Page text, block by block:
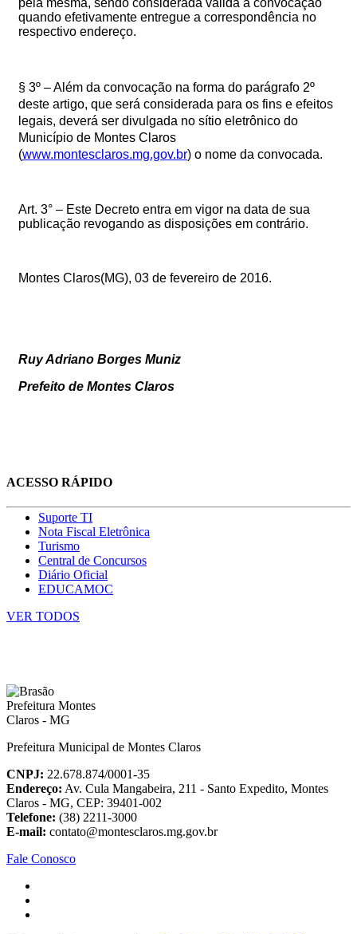
quando efetivamente entregue a correspondência no
respectivo endereço.
§ 3º – Além da convocação na forma do parágrafo 2º
deste artigo, que será considerada para os fins e efeitos
legais, deverá ser divulgada no sítio eletrônico do
Município de Montes Claros
(www.montesclaros.mg.gov.br) o nome da convocada.
Art. 3° – Este Decreto entra em vigor na data de sua
publicação revogando as disposições em contrário.
Montes Claros(MG), 03 de fevereiro de 2016.
Ruy Adriano Borges Muniz
Prefeito de Montes Claros
ACESSO RÁPIDO
Suporte TI
Nota Fiscal Eletrônica
Turismo
Central de Concursos
Diário Oficial
EDUCAMOC
VER TODOS
Prefeitura Municipal de Montes Claros
CNPJ: 22.678.874/0001-35
Endereço: Av. Cula Mangabeira, 211 - Santo Expedito, Montes
Claros - MG, CEP: 39401-002
Telefone: (38) 2211-3000
E-mail: contato@montesclaros.mg.gov.br
Fale Conosco